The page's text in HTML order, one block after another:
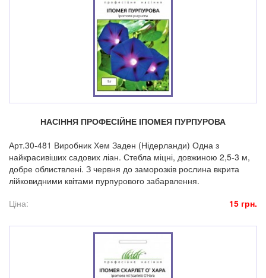
НАСІННЯ ПРОФЕСІЙНЕ ІПОМЕЯ ПУРПУРОВА
Арт.30-481 Виробник Хем Заден (Нідерланди) Одна з
найкрасивіших садових ліан. Стебла міцні, довжиною 2,5-3 м,
добре облиствлені. З червня до заморозків рослина вкрита
лійковидними квітами пурпурового забарвлення.
Ціна:
15 грн.